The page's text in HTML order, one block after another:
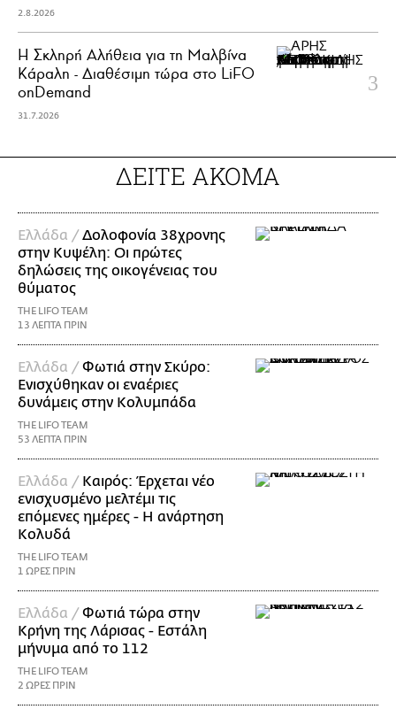
2.8.2026
Η Σκληρή Αλήθεια για τη Μαλβίνα
Κάραλη - Διαθέσιμη τώρα στo LiFO
onDemand
31.7.2026
ΔΕΙΤΕ ΑΚΟΜΑ
Ελλάδα /Δολοφονία 38χρονης
στην Κυψέλη: Οι πρώτες
δηλώσεις της οικογένειας του
θύματος
THE LIFO TEAM
13 ΛΕΠΤΑ ΠΡΙΝ
Ελλάδα /Φωτιά στην Σκύρο:
Ενισχύθηκαν οι εναέριες
δυνάμεις στην Κολυμπάδα
THE LIFO TEAM
53 ΛΕΠΤΑ ΠΡΙΝ
Ελλάδα / Καιρός: Έρχεται νέο
ενισχυσμένο μελτέμι τις
επόμενες ημέρες - Η ανάρτηση
Κολυδά
THE LIFO TEAM
1 ΩΡΕΣ ΠΡΙΝ
Ελλάδα /Φωτιά τώρα στην
Κρήνη της Λάρισας - Εστάλη
μήνυμα από το 112
THE LIFO TEAM
2 ΩΡΕΣ ΠΡΙΝ